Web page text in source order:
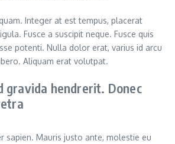
Integer at est tempus, placerat
Fusce a suscipit neque. Fusce quis
potenti. Nulla dolor erat, varius id arcu
Aliquam erat volutpat.
gravida hendrerit. Donec
sapien. Mauris justo ante, molestie eu